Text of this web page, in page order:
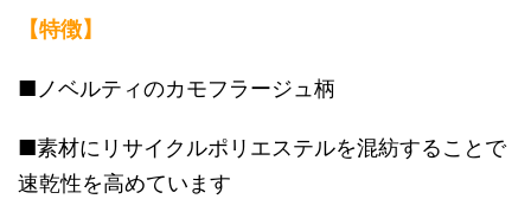
【特徴】
■ノベルティのカモフラージュ柄
■素材にリサイクルポリエステルを混紡することで
速乾性を高めています